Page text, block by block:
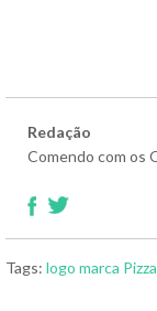
Redação
Comendo com os
Tags: logo marca Pizza